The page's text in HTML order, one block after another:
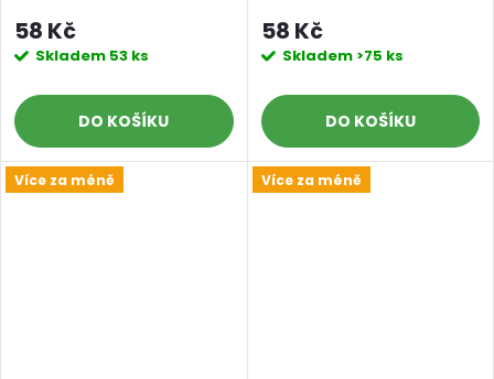
58 Kč
Skladem 53 ks
DO KOŠÍKU
58 Kč
Skladem >75 ks
DO KOŠÍKU
Více za méně Více za méně